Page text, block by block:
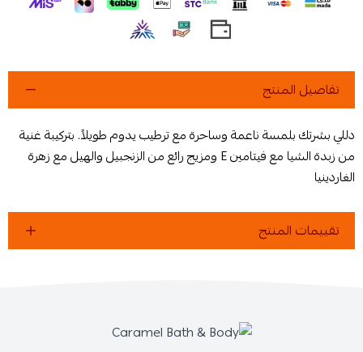
تفاصيل المنتج
دللي بشرتك بلمسة ناعمة وساحرة مع ترطيب يدوم طويلاً. بتركيبة غنية
من زبدة الشيا مع فيتامين E ومزيج رائع من الزنجبيل والهيل مع زهرة
الغاردينيا
تقييمات المنتج